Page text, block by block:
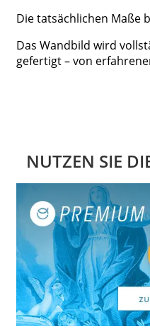
Die tatsächlichen Maße
Das Wandbild wird
gefertigt – von
NUTZEN SIE